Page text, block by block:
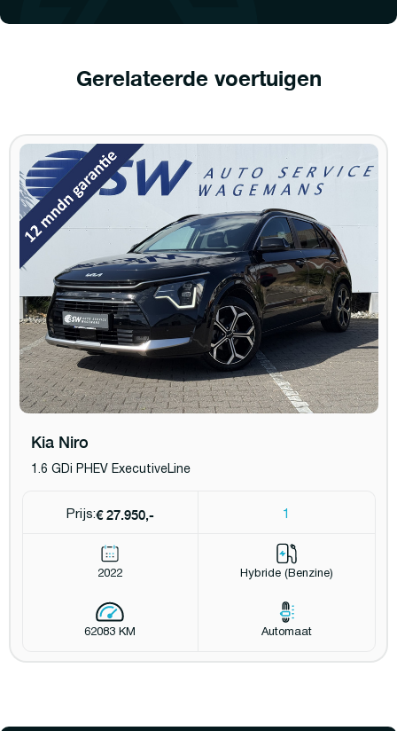
Gerelateerde voertuigen
Kia Niro
1.6 GDi PHEV ExecutiveLine
Prijs:€ 27.950,- 1
2022 Hybride (Benzine)
62083 KM Automaat